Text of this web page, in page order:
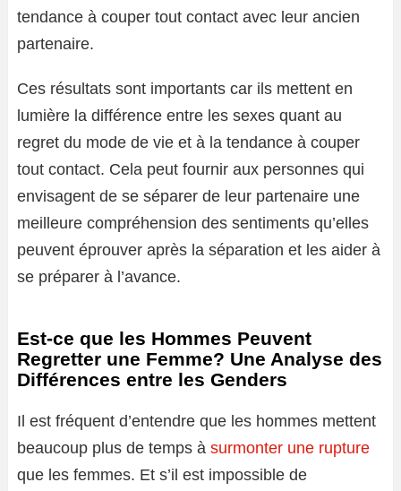
tendance à couper tout contact avec leur ancien
partenaire.
Ces résultats sont importants car ils mettent en
lumière la différence entre les sexes quant au
regret du mode de vie et à la tendance à couper
tout contact. Cela peut fournir aux personnes qui
envisagent de se séparer de leur partenaire une
meilleure compréhension des sentiments qu’elles
peuvent éprouver après la séparation et les aider à
se préparer à l’avance.
Est-ce que les Hommes Peuvent
Regretter une Femme? Une Analyse des
Différences entre les Genders
Il est fréquent d’entendre que les hommes mettent
beaucoup plus de temps à surmonter une rupture
que les femmes. Et s’il est impossible de